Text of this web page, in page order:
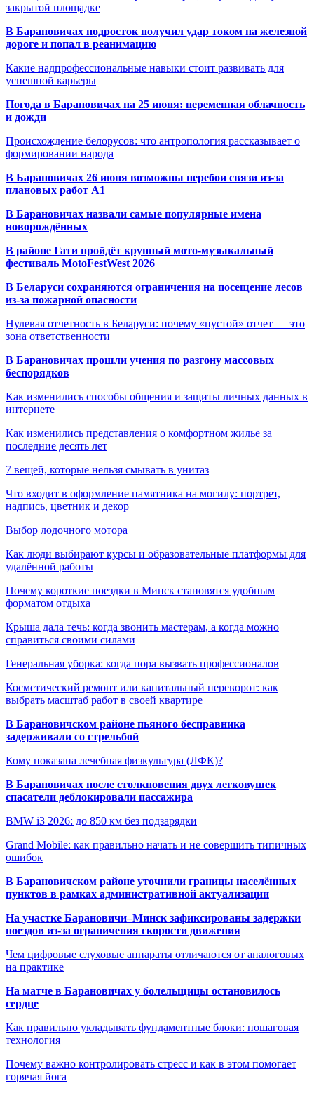
закрытой площадке
В Барановичах подросток получил удар током на железной
дороге и попал в реанимацию
Какие надпрофессиональные навыки стоит развивать для
успешной карьеры
Погода в Барановичах на 25 июня: переменная облачность
и дожди
Происхождение белорусов: что антропология рассказывает о
формировании народа
В Барановичах 26 июня возможны перебои связи из-за
плановых работ A1
В Барановичах назвали самые популярные имена
новорождённых
В районе Гати пройдёт крупный мото-музыкальный
фестиваль MotoFestWest 2026
В Беларуси сохраняются ограничения на посещение лесов
из-за пожарной опасности
Нулевая отчетность в Беларуси: почему «пустой» отчет — это
зона ответственности
В Барановичах прошли учения по разгону массовых
беспорядков
Как изменились способы общения и защиты личных данных в
интернете
Как изменились представления о комфортном жилье за
последние десять лет
7 вещей, которые нельзя смывать в унитаз
Что входит в оформление памятника на могилу: портрет,
надпись, цветник и декор
Выбор лодочного мотора
Как люди выбирают курсы и образовательные платформы для
удалённой работы
Почему короткие поездки в Минск становятся удобным
форматом отдыха
Крыша дала течь: когда звонить мастерам, а когда можно
справиться своими силами
Генеральная уборка: когда пора вызвать профессионалов
Косметический ремонт или капитальный переворот: как
выбрать масштаб работ в своей квартире
В Барановичском районе пьяного бесправника
задерживали со стрельбой
Кому показана лечебная физкультура (ЛФК)?
В Барановичах после столкновения двух легковушек
спасатели деблокировали пассажира
BMW i3 2026: до 850 км без подзарядки
Grand Mobile: как правильно начать и не совершить типичных
ошибок
В Барановичском районе уточнили границы населённых
пунктов в рамках административной актуализации
На участке Барановичи–Минск зафиксированы задержки
поездов из-за ограничения скорости движения
Чем цифровые слуховые аппараты отличаются от аналоговых
на практике
На матче в Барановичах у болельщицы остановилось
сердце
Как правильно укладывать фундаментные блоки: пошаговая
технология
Почему важно контролировать стресс и как в этом помогает
горячая йога